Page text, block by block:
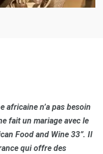
africaine n’a pas besoin
fait un mariage avec le
Food and Wine 33”. Il
qui offre des